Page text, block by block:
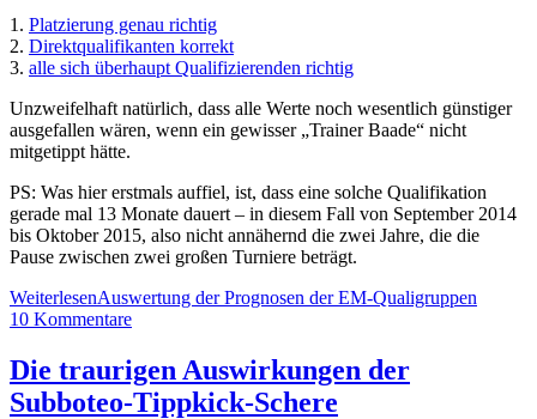
1. Platzierung genau richtig
2. Direktqualifikanten korrekt
3. alle sich überhaupt Qualifizierenden richtig
Unzweifelhaft natürlich, dass alle Werte noch wesentlich günstiger
ausgefallen wären, wenn ein gewisser „Trainer Baade“ nicht
mitgetippt hätte.
PS: Was hier erstmals auffiel, ist, dass eine solche Qualifikation
gerade mal 13 Monate dauert – in diesem Fall von September 2014
bis Oktober 2015, also nicht annähernd die zwei Jahre, die die
Pause zwischen zwei großen Turniere beträgt.
WeiterlesenAuswertung der Prognosen der EM-Qualigruppen
10 Kommentare
Die traurigen Auswirkungen der
Subboteo-Tippkick-Schere